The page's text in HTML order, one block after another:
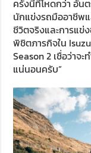
ครั้งนี้ที่โหดกว่า อัน
นักแข่งรถมืออาชีพ
ชีวิตจริงและการแข่
พิชิตภารกิจใน
Season 2 เชื่อว่าจ
แน่นอนครับ”